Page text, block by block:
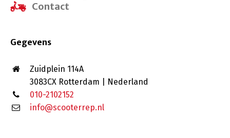
Contact
Gegevens
Zuidplein 114A
3083CX Rotterdam | Nederland
010-2102152
info@scooterrep.nl